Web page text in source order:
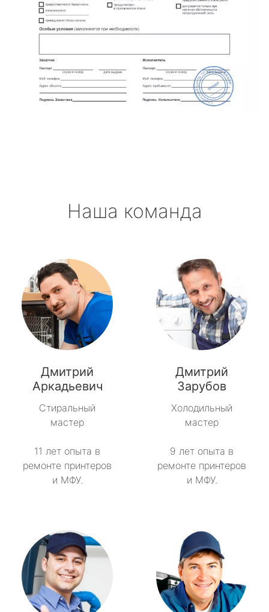
Наша команда
Дмитрий
Аркадьевич
Стиральный
мастер
11 лет опыта в
ремонте принтеров
и МФУ.
Дмитрий
Зарубов
Холодильный
мастер
9 лет опыта в
ремонте принтеров
и МФУ.